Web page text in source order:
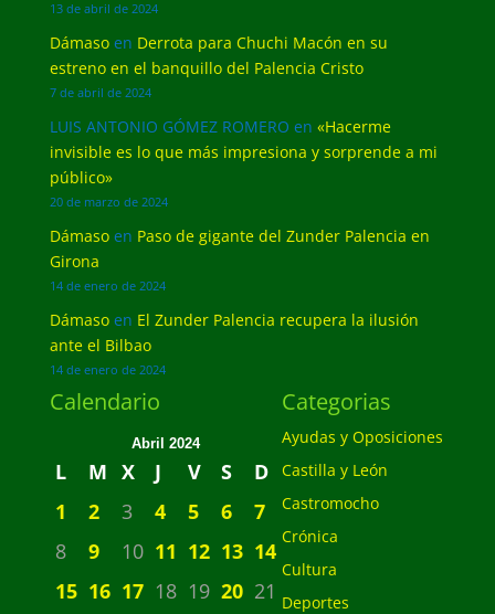
13 de abril de 2024
Dámasoen Derrota para Chuchi Macón en su
estreno en el banquillo del Palencia Cristo
7 de abril de 2024
LUIS ANTONIO GÓMEZ ROMERO en «Hacerme
invisible es lo que más impresiona y sorprende a mi
público»
20 de marzo de 2024
Dámasoen Paso de gigante del Zunder Palencia en
Girona
14 de enero de 2024
Dámasoen El Zunder Palencia recupera la ilusión
ante el Bilbao
14 de enero de 2024
Calendario
Abril 2024
L M X J V S
D
1
2 3 4 5 6
7
8
9 10 11 12 13 14
15 16 17 18 19 20 21
Categorias
Ayudas y Oposiciones
Castilla y León
Castromocho
Crónica
Cultura
Deportes